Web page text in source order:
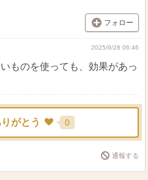
フォロー
2025/9/28 06:46
ものを使っても、効果があっ
がとう 0
通報する